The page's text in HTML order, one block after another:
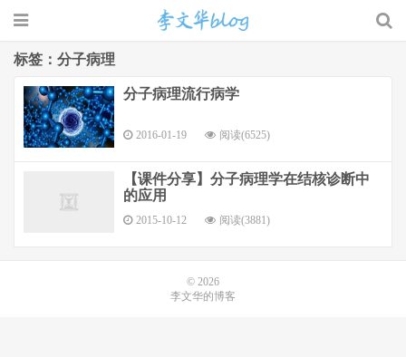
标签：分子病理
分子病理流行病学
2016-01-19 阅读(6525)
【课件分享】分子病理学在结核诊断中
的应用
2015-10-12 阅读(3881)
© 2026
李文华的博客